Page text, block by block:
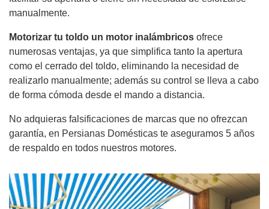
manualmente.
Motorizar tu toldo un motor inalámbricos ofrece
numerosas ventajas, ya que simplifica tanto la apertura
como el cerrado del toldo, eliminando la necesidad de
realizarlo manualmente; además su control se lleva a cabo
de forma cómoda desde el mando a distancia.
No adquieras falsificaciones de marcas que no ofrezcan
garantía, en Persianas Domésticas te aseguramos 5 años
de respaldo en todos nuestros motores.